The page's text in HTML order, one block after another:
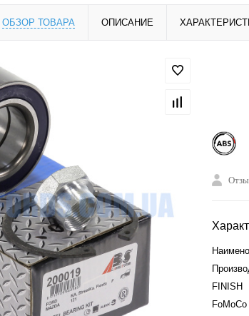
ОБЗОР ТОВАРА ОПИСАНИЕ
FINISH
FoMoCo